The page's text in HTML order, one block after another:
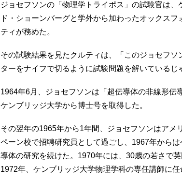
ジョセフソンの「物理学トライポス」の試験官は
ド・ショーンバーグと学外から加わったオックス
ティが務めた。
その試験結果を見たクルティは、「このジョセフ
ターをナイフで切るように試験問題を解いているじ
1964年6月、ジョセフソンは「超伝導体の非線形伝
ケンブリッジ大学から博士号を取得した。
その翌年の1965年から1年間、ジョセフソンはアメ
ペーン校で招聘研究員として過ごし、1967年から
導体の研究を続けた。1970年には、30歳の若さで
1972年、ケンブリッジ大学物理学科の専任講師に任